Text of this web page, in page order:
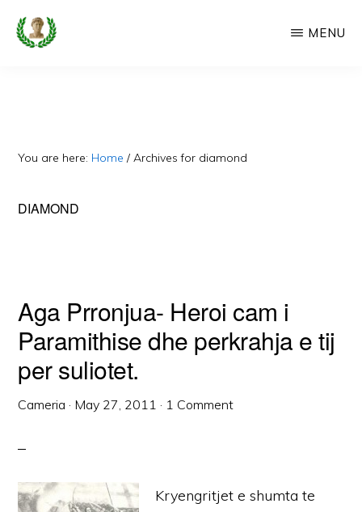
Skip
Faqe
Dedikuar
MENU
You are here: Home / Archives for diamond
DIAMOND
Aga Prronjua- Heroi cam i
Paramithise dhe perkrahja e tij
per suliotet.
Cameria · May 27, 2011 · 1 Comment
Kryengritjet e shumta te